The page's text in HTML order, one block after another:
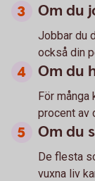
Om du
Jobbar du
också din
Om du
För
procent av
Om du
De flesta
vuxna liv